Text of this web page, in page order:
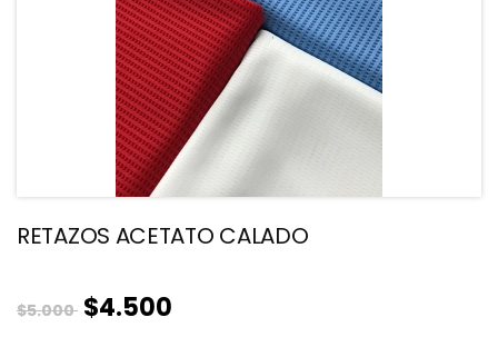
RETAZOS ACETATO CALADO
$5.000 $4.500